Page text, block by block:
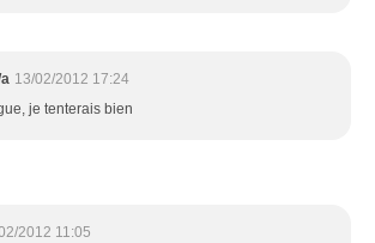
13/02/2012 17:24
je tenterais bien
2012 11:05